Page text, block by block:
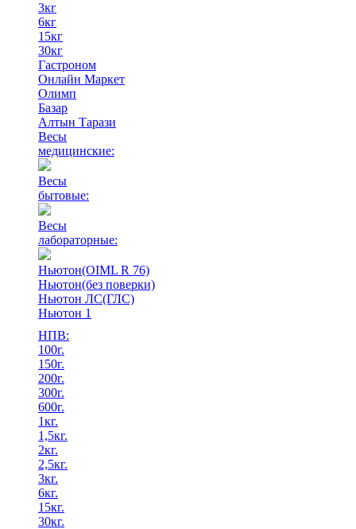
3кг
6кг
15кг
30кг
Гастроном
Онлайн Маркет
Олимп
Базар
Алтын Тарази
Весы
медицинские:
Весы
бытовые:
Весы
лабораторные:
Ньютон(OIML R 76)
Ньютон(без поверки)
Ньютон ЛС(ГЛС)
Ньютон 1
НПВ:
100г.
150г.
200г.
300г.
600г.
1кг.
1,5кг.
2кг.
2,5кг.
3кг.
6кг.
15кг.
30кг.